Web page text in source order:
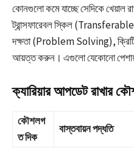
কোনগুলো কমে যাচ্ছে সেদিকে খেয়াল
ট্রান্সফারেবল স্কিল
দক্ষতা (Problem Solving),
আয়ত্ত করুন। এগুলো যেকোনো পেশায়
ক্যারিয়ার আপডেট রাখার
কৌশলগ
ত দিক
বাস্তবায়ন পদ্ধতি